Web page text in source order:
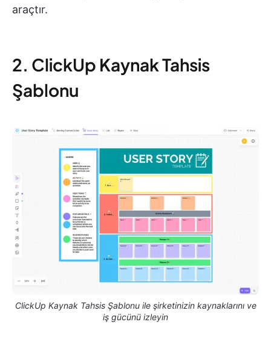
araçtır.
2. ClickUp Kaynak Tahsis
Şablonu
ClickUp Kaynak Tahsis Şablonu ile şirketinizin kaynaklarını ve
iş gücünü izleyin